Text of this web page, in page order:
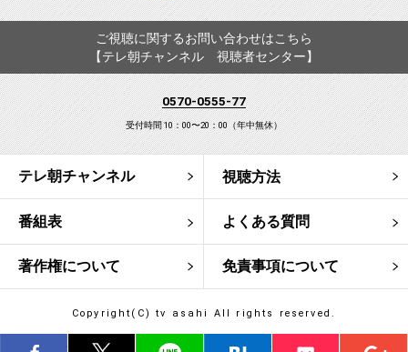
シェア ツイート
ご視聴に関するお問い合わせはこちら
【テレ朝チャンネル 視聴者センター】
0570-0555-77
受付時間 10：00〜20：00（年中無休）
テレ朝チャンネル 視聴方法
番組表 よくある質問
著作権について 免責事項について
Copyright(C) tv asahi All rights reserved.